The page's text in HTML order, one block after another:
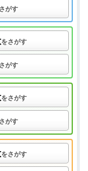
がす
をさがす
がす
をさがす
がす
をさがす